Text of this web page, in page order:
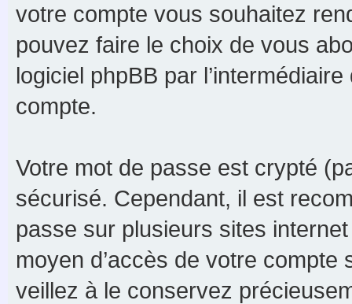
votre compte vous souhaitez
pouvez faire le choix de vous
logiciel phpBB par
compte.
Votre mot de passe est crypté
sécurisé. Cependant, il est
passe sur plusieurs sites
moyen d’accès de votre
veillez à le conservez